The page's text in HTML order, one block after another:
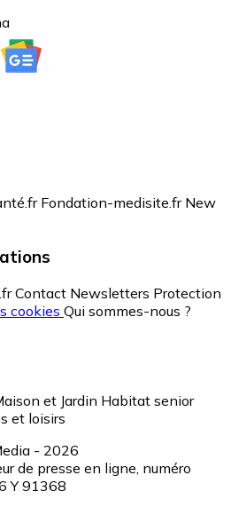
WhatsApp
Fondation-medisite.fr New
Contact Newsletters Protection
cookies Qui sommes-nous ?
et Jardin Habitat senior
et loisirs
- 2026
de presse en ligne, numéro
Y 91368